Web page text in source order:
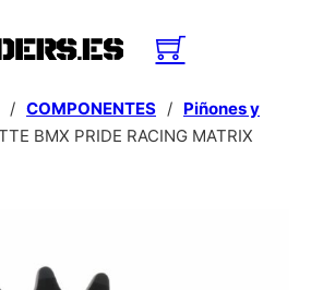
/ COMPONENTES / Piñones y
BMX PRIDE RACING MATRIX